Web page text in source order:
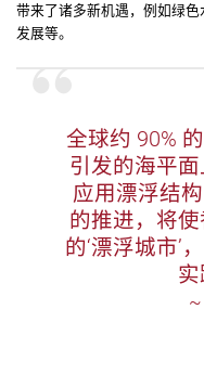
带来了诸多新机遇，例如绿
发展等。
全球约 90%
引发的海平
应用漂浮结
的推进，将
的‘漂浮城市’
实
~